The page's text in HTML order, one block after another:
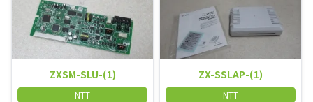
ZXSM-SLU-(1)
NTT
ZX-SSLAP-(1)
NTT